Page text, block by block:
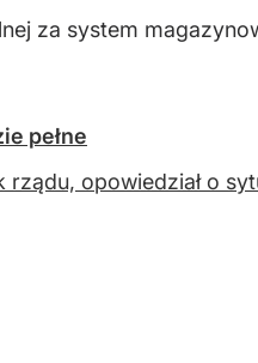
za system
pełne
rządu, opowiedział o